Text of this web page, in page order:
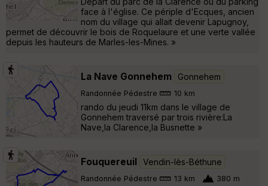
face à l'église. Ce périple d'Ecques, ancien
nom du village qui allait devenir Lapugnoy,
permet de découvrir le bois de Roquelaure et une verte vallée
depuis les hauteurs de Marles-les-Mines. »
La Nave Gonnehem Gonnehem
Randonnée Pédestre 10 km
rando du jeudi 11km dans le village de
Gonnehem traversé par trois rivière:La
Nave,la Clarence,la Busnette »
Fouquereuil Vendin-lès-Béthune
Randonnée Pédestre 13 km 380 m